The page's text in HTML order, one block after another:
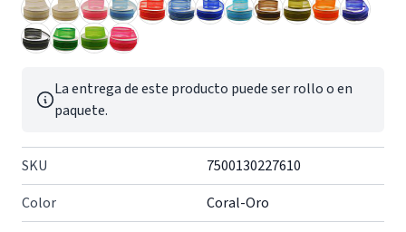
La entrega de este producto puede ser rollo o en
paquete.
SKU
7500130227610
Color
Coral-Oro